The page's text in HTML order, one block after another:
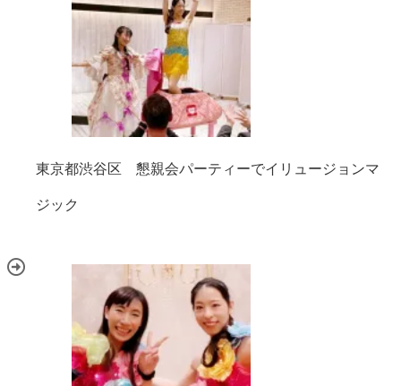
東京都渋谷区 懇親会パーティーでイリュージョンマ
ジック